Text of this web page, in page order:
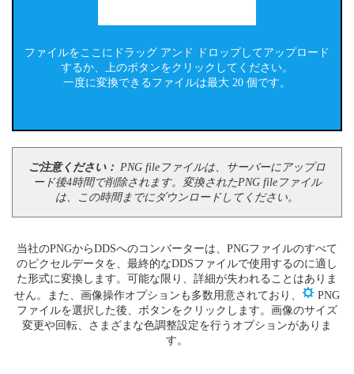
ファイルをここにドラッグ アンド ドロップしてアップロード
するか、上のボタンをクリックしてください。
一度に変換できるファイルは最大 20 個です。
ご注意ください： PNG fileファイルは、サーバーにアップロ
ード後4時間で削除されます。変換されたPNG fileファイル
は、この時間までにダウンロードしてください。
当社のPNGからDDSへのコンバーターは、PNGファイルのすべて
のピクセルデータを、最終的なDDSファイルで使用するのに適し
た形式に変換します。可能な限り、詳細が失われることはありま
せん。また、画像操作オプションも多数用意されており、
PNG
ファイルを選択した後、ボタンをクリックします。画像のサイズ
変更や回転、さまざまな色調整設定を行うオプションがありま
す。